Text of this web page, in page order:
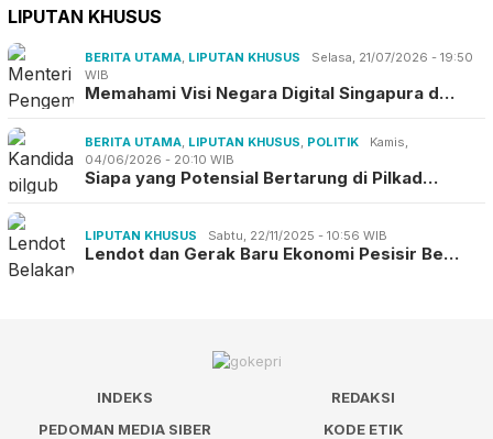
LIPUTAN KHUSUS
BERITA UTAMA, LIPUTAN KHUSUS
Selasa, 21/07/2026 - 19:50
WIB
Memahami Visi Negara Digital Singapura d…
BERITA UTAMA, LIPUTAN KHUSUS, POLITIK
Kamis,
04/06/2026 - 20:10 WIB
Siapa yang Potensial Bertarung di Pilkad…
LIPUTAN KHUSUS Sabtu, 22/11/2025 - 10:56 WIB
Lendot dan Gerak Baru Ekonomi Pesisir Be…
INDEKS
REDAKSI
PEDOMAN MEDIA SIBER
KODE ETIK